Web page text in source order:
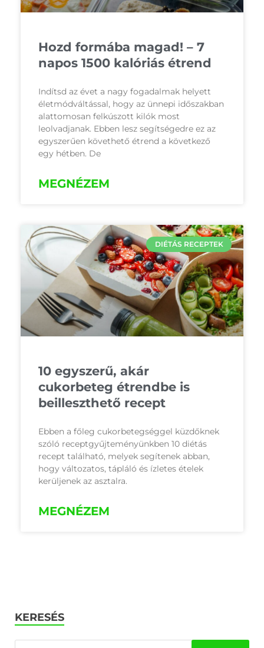
Hozd formába magad! – 7
napos 1500 kalóriás étrend
Indítsd az évet a nagy fogadalmak helyett
életmódváltással, hogy az ünnepi időszakban
alattomosan felkúszott kilók most
leolvadjanak. Ebben lesz segítségedre ez az
egyszerűen követhető étrend a következő
egy hétben. De
MEGNÉZEM
DIÉTÁS RECEPTEK
10 egyszerű, akár
cukorbeteg étrendbe is
beilleszthető recept
Ebben a főleg cukorbetegséggel küzdőknek
szóló receptgyűjteményünkben 10 diétás
recept található, melyek segítenek abban,
hogy változatos, tápláló és ízletes ételek
kerüljenek az asztalra.
MEGNÉZEM
KERESÉS